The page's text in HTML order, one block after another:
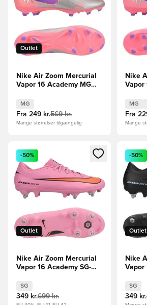
Outlet
Nike Air Zoom Mercurial
Vapor 16 Academy MG
Pink/Blå
MG
Fra 249 kr.569 kr.
Mange størrelser tilgængelig
Nike
Vapor
Pink/
MG
Fra
Mange
Åbner en Modal til at logge ind eller
Outlet
-50%
Nike Air Zoom Mercurial
Vapor 16 Academy SG-
Good - Pink/Sort/Orange
SG
349 kr.699 kr.
Outlet
-50%
Nike
Vapor
Sort/
SG
349 kr.